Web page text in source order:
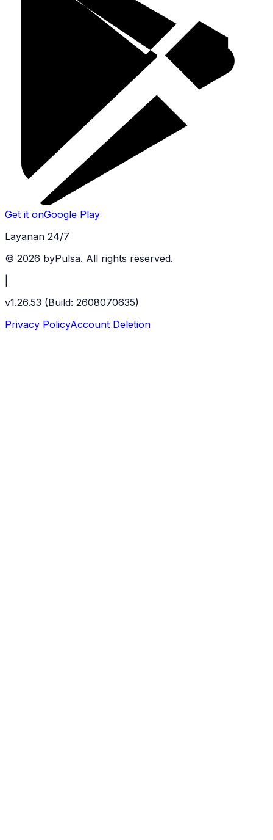
Get it onGoogle Play
Layanan 24/7
© 2026 byPulsa. All rights reserved.
v1.26.53 (Build: 2608070635)
Privacy PolicyAccount Deletion